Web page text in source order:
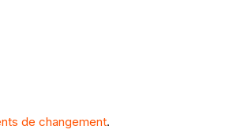
de changement.